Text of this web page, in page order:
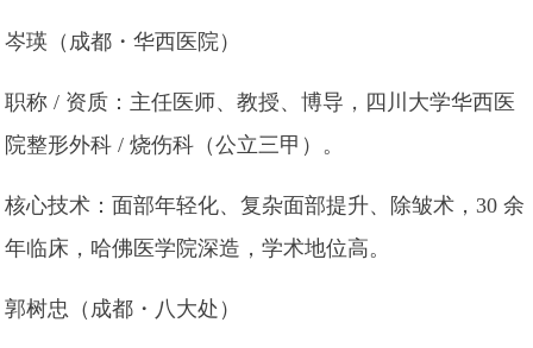
岑瑛（成都・华西医院）
职称 / 资质：主任医师、教授、博导，四川大学华西医
院整形外科 / 烧伤科（公立三甲）。
核心技术：面部年轻化、复杂面部提升、除皱术，30 余
年临床，哈佛医学院深造，学术地位高。
郭树忠（成都・八大处）